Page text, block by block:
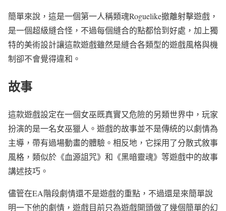
簡單來說，這是一個第一人稱類魂Roguelike撤離射擊遊戲，
是一個超級縫合怪，不過每個縫合的點都恰到好處，加上獨
特的美術設計讓這款遊戲雖然是縫合各類型的遊戲風格與機
制卻不會覺得違和。
故事
這款遊戲設定在一個女巫既真實又危險的另類世界中，玩家
扮演的是一名女巫獵人。遊戲的故事並不是傳統的以劇情為
主導，帶有過場動畫的體驗。相反地，它採用了分散式敘事
風格，類似於《血源詛咒》和《黑暗靈魂》等遊戲中的故事
講述技巧。
儘管在EA階段劇情還不是遊戲的重點，不過還是來簡單說
明一下他的劇情，遊戲目前只為遊戲開頭做了幾個簡單的幻